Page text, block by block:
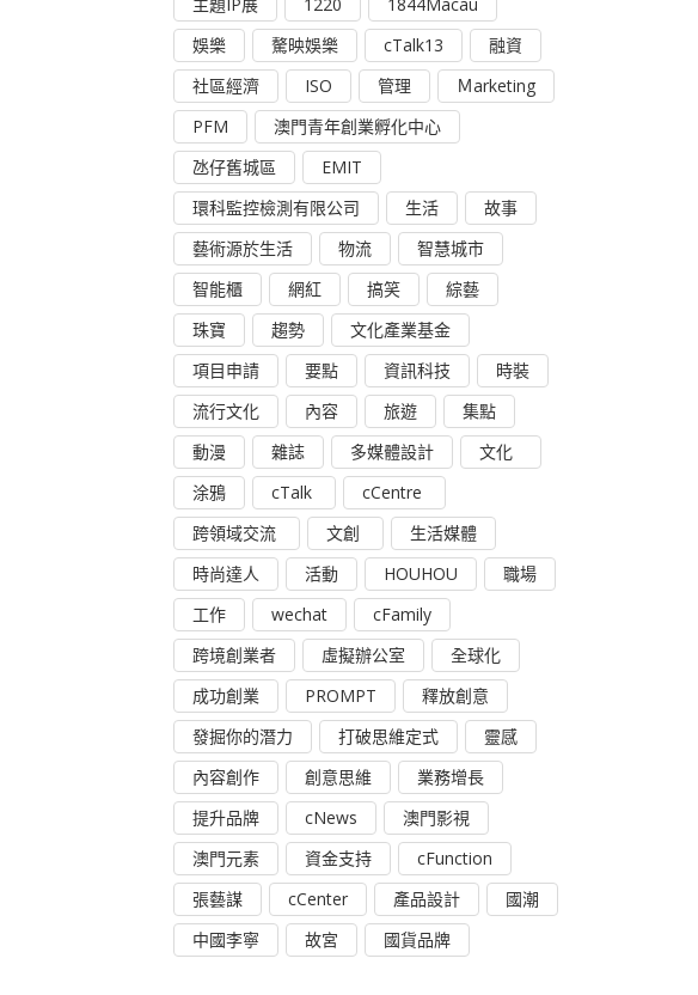
娛樂
驁映娛樂 cTalk13
融資
社區經濟
ISO 管理
Ｍarketing
PFM
澳門青年創業孵化中心
氹仔舊城區
EMIT
環科監控檢測有限公司
生活
故事
藝術源於生活
物流
智慧城市
智能櫃
網紅 搞笑
綜藝
珠寶
趨勢
文化產業基金
項目申請
要點 資訊科技
時裝
流行文化
內容 旅遊
集點
動漫
雜誌 多媒體設計
文化
涂鴉
cTalk
cCentre
跨領域交流
文創
生活媒體
時尚達人
活動 HOUHOU
職場
工作
wechat
cFamily
跨境創業者
虛擬辦公室
全球化
成功創業
PROMPT
釋放創意
發掘你的潛力
打破思維定式
靈感
內容創作
創意思維
業務增長
提升品牌
cNews
澳門影視
澳門元素
資金支持
cFunction
張藝謀
cCenter 產品設計
國潮
中國李寧
故宮 國貨品牌